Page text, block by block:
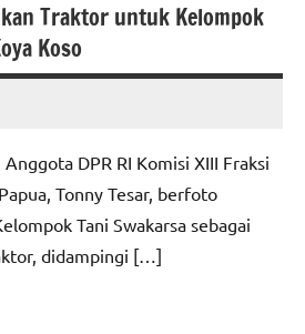
Traktor untuk Kelompok
Koso
DPR RI Komisi XIII Fraksi
Tonny Tesar, berfoto
Tani Swakarsa sebagai
didampingi […]